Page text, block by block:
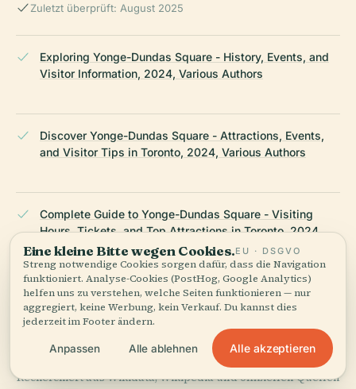
Zuletzt überprüft: August 2025
Exploring Yonge-Dundas Square - History, Events, and
Visitor Information, 2024, Various Authors
Discover Yonge-Dundas Square - Attractions, Events,
and Visitor Tips in Toronto, 2024, Various Authors
Complete Guide to Yonge-Dundas Square - Visiting
Hours, Tickets, and Top Attractions in Toronto, 2024,
Various Authors
Wikipedia — Dundas Square
ZULETZT ÜBERPRÜFT: AUGUST 2025
Recherchiert aus Wikidata, Wikipedia und offiziellen Quellen
Eine kleine Bitte wegen Cookies.EU · DSGVO
Streng notwendige Cookies sorgen dafür, dass die Navigation
funktioniert. Analyse-Cookies (PostHog, Google Analytics)
helfen uns zu verstehen, welche Seiten funktionieren — nur
aggregiert, keine Werbung, kein Verkauf. Du kannst dies
jederzeit im Footer ändern.
Anpassen Alle ablehnen Alle akzeptieren